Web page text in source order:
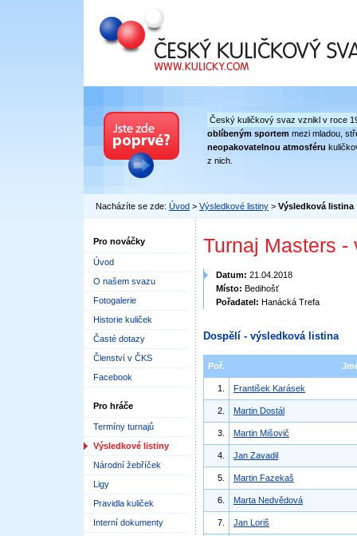
Český kuličkový svaz
Český kuličkový svaz vznikl v roce
oblíbeným sportem mezi mladou,
neopakovatelnou atmosféru
z nich.
Nacházíte se zde: Úvod > Výsledkové listiny > Výsledková listina
Pro nováčky
Úvod
O našem svazu
Fotogalerie
Historie kuliček
Časté dotazy
Členství v ČKS
Facebook
Pro hráče
Termíny turnajů
Výsledkové listiny
Národní žebříček
Ligy
Pravidla kuliček
Interní dokumenty
Turnaj Masters -
Datum: 21.04.2018
Místo: Bedihošť
Pořadatel: Hanácká Trefa
Dospělí - výsledková listina
Poř.
1. František Karásek
2. Martin Dostál
3. Martin Mišovič
4. Jan Zavadil
5. Martin Fazekaš
6. Marta Nedvědová
7. Jan Loriš